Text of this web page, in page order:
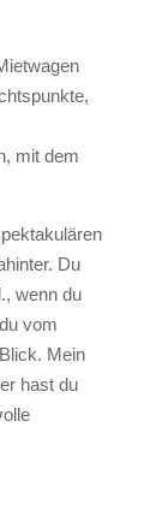
mit dem
Du
wenn du
vom
Mein
hast du